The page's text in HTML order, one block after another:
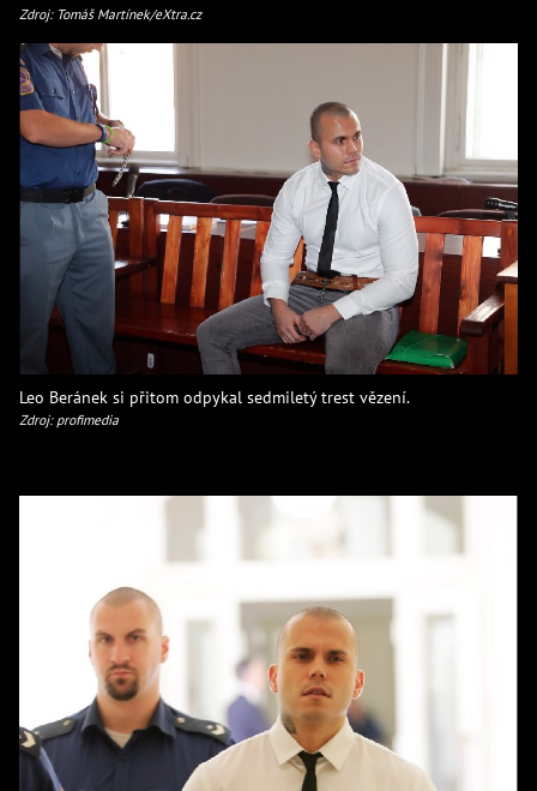
Zdroj: Tomáš Martínek/eXtra.cz
Leo Beránek si přitom odpykal sedmiletý trest vězení.
Zdroj: profimedia